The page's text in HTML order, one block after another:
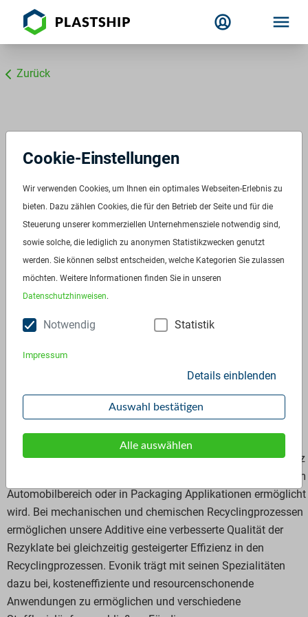
Zurück
Additive Partner
Evonik Operations GmbH /
Specialty Additives
Evonik stellt als Spezialchemieunternehmen Produkte und
Lösungen für verschiedenste, ressourceneffiziente und
nachhaltige Anwendungen bereit. Bei der Herstellung von
Kunststoffen steigern unsere Additive die Ressourceneffizienz
und die Materialeigenschaften, wodurch deren Anwendung im
Automobilbereich oder in Packaging Applikationen ermöglicht
wird. Bei mechanischen und chemischen Recyclingprozessen
ermöglichen unsere Additive eine verbesserte Qualität der
Rezyklate bei gleichzeitig gesteigerter Effizienz in den
Recyclingprozessen. Evonik trägt mit seinen Spezialitäten
dazu bei, kosteneffiziente und resourcenschonende
Anwendungen zu ermöglichen und verschiedene
Cookie-Einstellungen
Wir verwenden Cookies, um Ihnen ein optimales Webseiten-Erlebnis zu
bieten. Dazu zählen Cookies, die für den Betrieb der Seite und für die
Steuerung unserer kommerziellen Unternehmensziele notwendig sind,
sowie solche, die lediglich zu anonymen Statistikzwecken genutzt
werden. Sie können selbst entscheiden, welche Kategorien Sie zulassen
möchten. Weitere Informationen finden Sie in unseren
Datenschutzhinweisen.
Notwendig Statistik
Impressum
Details einblenden
Auswahl bestätigen
Alle auswählen